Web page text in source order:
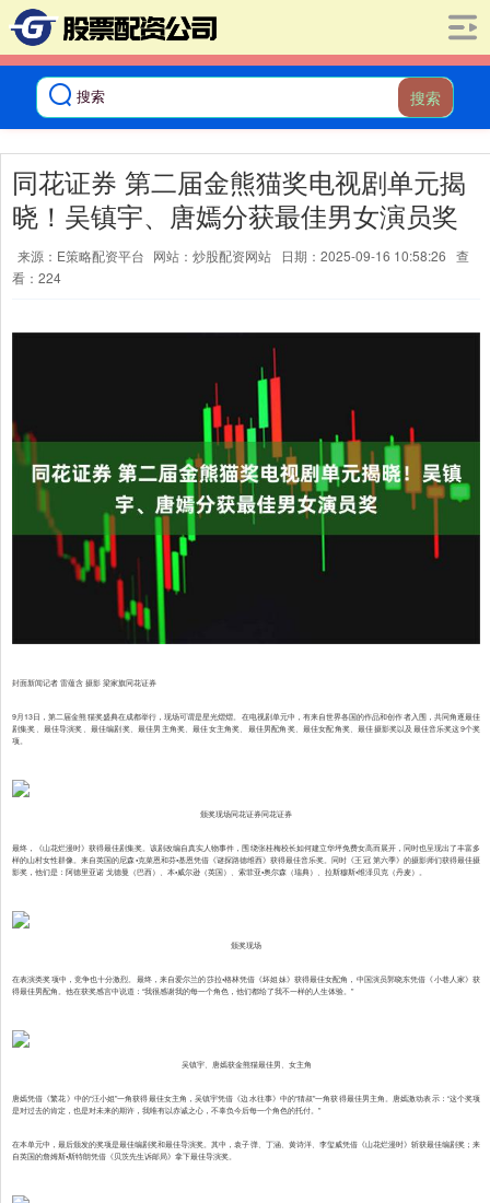
搜索
同花证券 第二届金熊猫奖电视剧单元揭
晓！吴镇宇、唐嫣分获最佳男女演员奖
来源：E策略配资平台 网站：炒股配资网站 日期：2025-09-16 10:58:26 查
看：224
封面新闻记者 雷蕴含 摄影 梁家旗同花证券
9月13日，第二届金熊猫奖盛典在成都举行，现场可谓是星光熠熠。在电视剧单元中，有来自世界各国的作品和创作者入围，共同角逐最佳
剧集奖、最佳导演奖、最佳编剧奖、最佳男主角奖、最佳女主角奖、最佳男配角奖、最佳女配角奖、最佳摄影奖以及最佳音乐奖这9个奖
项。
颁奖现场同花证券同花证券
最终，《山花烂漫时》获得最佳剧集奖。该剧改编自真实人物事件，围绕张桂梅校长如何建立华坪免费女高而展开，同时也呈现出了丰富多
样的山村女性群像。来自英国的尼森•克菜恩和芬•基恩凭借《谜探路德维西》获得最佳音乐奖。同时《王冠 第六季》的摄影师们获得最佳摄
影奖，他们是：阿德里亚诺 戈德曼（巴西）、本•威尔逊（英国）、索菲亚•奥尔森（瑞典）、拉斯穆斯•维泽贝克（丹麦）。
颁奖现场
在表演类奖项中，竞争也十分激烈。最终，来自爱尔兰的莎拉•格林凭借《坏姐妹》获得最佳女配角，中国演员郭晓东凭借《小巷人家》获
得最佳男配角。他在获奖感言中说道：“我很感谢我的每一个角色，他们都给了我不一样的人生体验。”
吴镇宇、唐嫣获金熊猫最佳男、女主角
唐嫣凭借《繁花》中的“汪小姐”一角获得最佳女主角，吴镇宇凭借《边水往事》中的“猜叔”一角获得最佳男主角。唐嫣激动表示：“这个奖项
是对过去的肯定，也是对未来的期许，我唯有以赤诚之心，不辜负今后每一个角色的托付。”
在本单元中，最后颁发的奖项是最佳编剧奖和最佳导演奖。其中，袁子弹、丁涵、黄诗洋、李玺威凭借《山花烂漫时》斩获最佳编剧奖；来
自英国的詹姆斯•斯特朗凭借《贝茨先生诉邮局》拿下最佳导演奖。